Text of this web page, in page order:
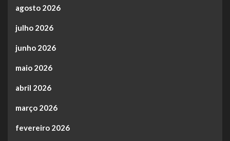
agosto 2026
julho 2026
junho 2026
maio 2026
abril 2026
março 2026
fevereiro 2026